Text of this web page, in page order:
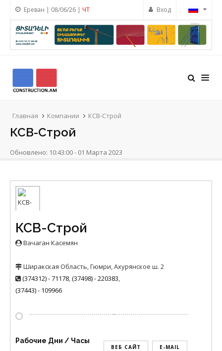
Вход
Ереван | 08/06/26 | ЧТ
Главная Компании КСВ-Строй
КСВ-Строй
Обновлено: 10:43:00 - 01 Марта 2023
КСВ-Строй
Вачаган Касемян
Ширакская Область, Гюмри, Ахурянское ш. 2
(374312) - 71178,(37498) - 220383,
(37443) - 109966
E-MAIL
ВЕБ САЙТ
Рабочие Дни / Часы